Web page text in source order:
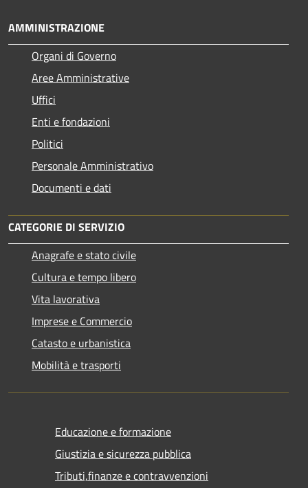
AMMINISTRAZIONE
Organi di Governo
Aree Amministrative
Uffici
Enti e fondazioni
Politici
Personale Amministrativo
Documenti e dati
CATEGORIE DI SERVIZIO
Anagrafe e stato civile
Cultura e tempo libero
Vita lavorativa
Imprese e Commercio
Catasto e urbanistica
Mobilità e trasporti
Educazione e formazione
Giustizia e sicurezza pubblica
Tributi,finanze e contravvenzioni